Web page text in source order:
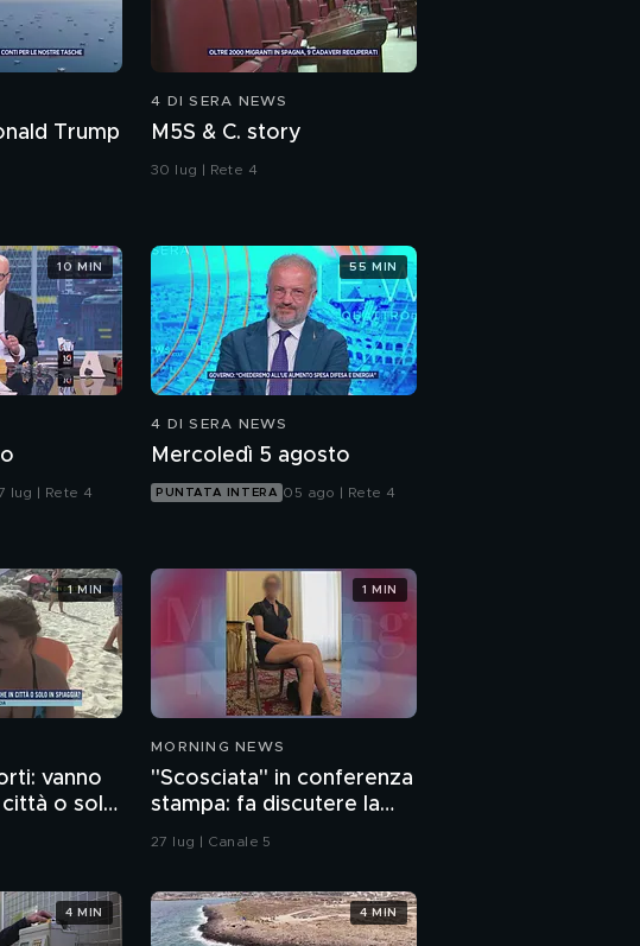
Trump
4 DI SERA NEWS
M5S & C. story
30 lug | Rete 4
lug | Rete 4
10 MIN
4 DI SERA NEWS
Mercoledì 5 agosto
PUNTATA INTERA 05 ago | Rete 4
55 MIN
vanno
città o solo
1 MIN
MORNING NEWS
"Scosciata" in conferenza
stampa: fa discutere la
vicesindaca di Livorno
27 lug | Canale 5
1 MIN
4 MIN 4 MIN